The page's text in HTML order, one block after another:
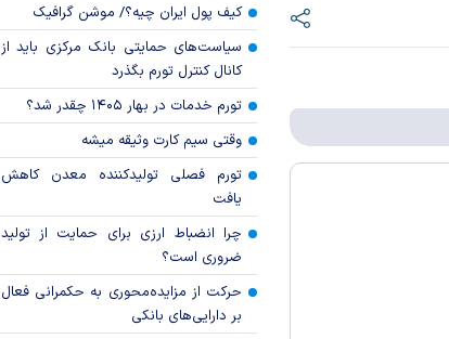
کیف پول ایران چیه؟/ موشن گرافیک
سیاست‌های حمایتی بانک مرکزی باید از
کانال کنترل تورم بگذرد
تورم خدمات در بهار ۱۴۰۵ چقدر شد؟
وقتی سیم کارت وثیقه میشه
تورم فصلی تولیدکننده معدن کاهش
یافت
چرا انضباط ارزی برای حمایت از تولید
ضروری است؟
حرکت از مزایده‌محوری به حکمرانی فعال
بر دارایی‌های بانکی